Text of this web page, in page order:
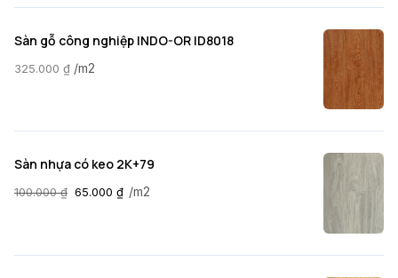
Sàn gỗ công nghiệp INDO-OR ID8018
325.000 ₫ /m2
Sàn nhựa có keo 2K+79
100.000₫ 65.000 ₫ /m2